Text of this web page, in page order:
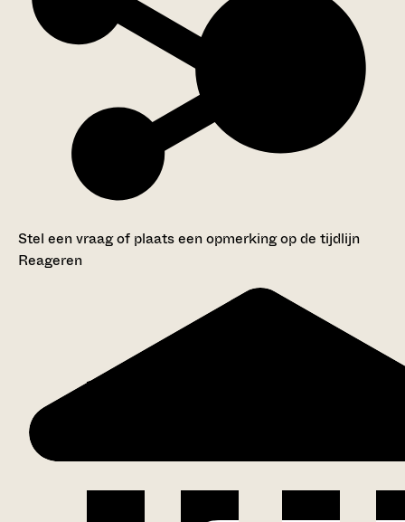
Stel een vraag of plaats een opmerking op de tijdlijn
Reageren